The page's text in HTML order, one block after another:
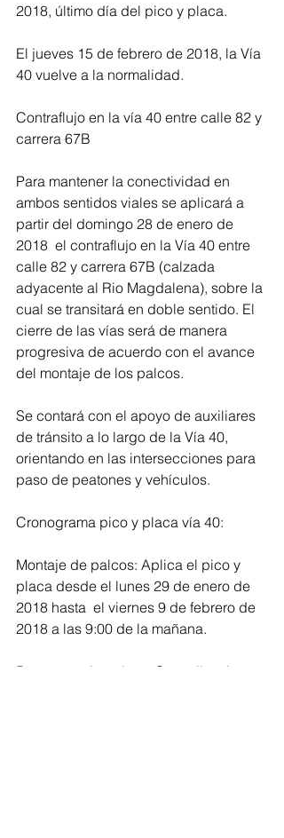
2018, último día del pico y placa.
El jueves 15 de febrero de 2018, la Vía
40 vuelve a la normalidad.
Contraflujo en la vía 40 entre calle 82 y
carrera 67B
Para mantener la conectividad en
ambos sentidos viales se aplicará a
partir del domingo 28 de enero de
2018  el contraflujo en la Vía 40 entre
calle 82 y carrera 67B (calzada
adyacente al Rio Magdalena), sobre la
cual se transitará en doble sentido. El
cierre de las vías será de manera
progresiva de acuerdo con el avance
del montaje de los palcos.
Se contará con el apoyo de auxiliares
de tránsito a lo largo de la Vía 40,
orientando en las intersecciones para
paso de peatones y vehículos.
Cronograma pico y placa vía 40:
Montaje de palcos: Aplica el pico y
placa desde el lunes 29 de enero de
2018 hasta  el viernes 9 de febrero de
2018 a las 9:00 de la mañana.
Desmonte de palcos: Se realizará